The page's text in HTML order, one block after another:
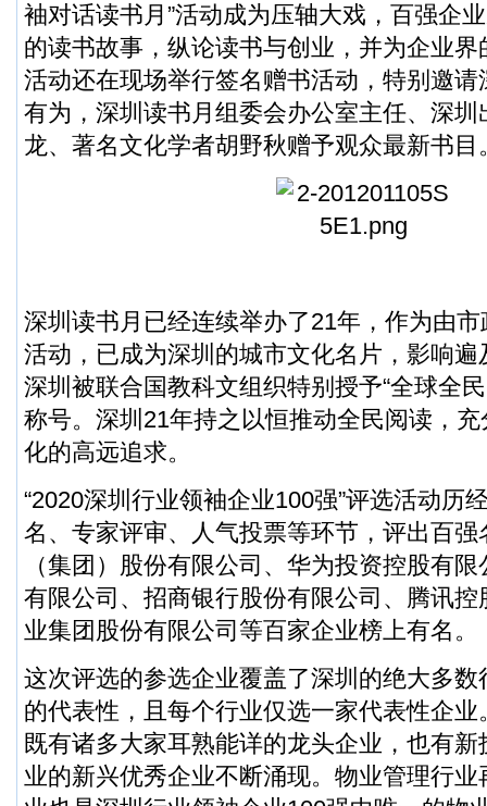
袖对话读书月”活动成为压轴大戏，百强企
的读书故事，纵论读书与创业，并为企业
活动还在现场举行签名赠书活动，特别邀
有为，深圳读书月组委会办公室主任、深
龙、著名文化学者胡野秋赠予观众最新书目
深圳读书月已经连续举办了21年，作为由
活动，已成为深圳的城市文化名片，影响
深圳被联合国教科文组织特别授予“全球全
称号。深圳21年持之以恒推动全民阅读，
化的高远追求。
“2020深圳行业领袖企业100强”评选活动历
名、专家评审、人气投票等环节，评出百
（集团）股份有限公司、华为投资控股有
有限公司、招商银行股份有限公司、腾讯
业集团股份有限公司等百家企业榜上有名。
这次评选的参选企业覆盖了深圳的绝大多
的代表性，且每个行业仅选一家代表性企
既有诸多大家耳熟能详的龙头企业，也有
业的新兴优秀企业不断涌现。物业管理行